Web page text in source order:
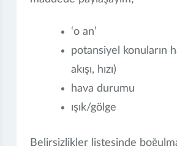
‘o an’
potansiyel konuların
akışı, hızı)
hava durumu
ışık/gölge
Belirsizlikler listesinde